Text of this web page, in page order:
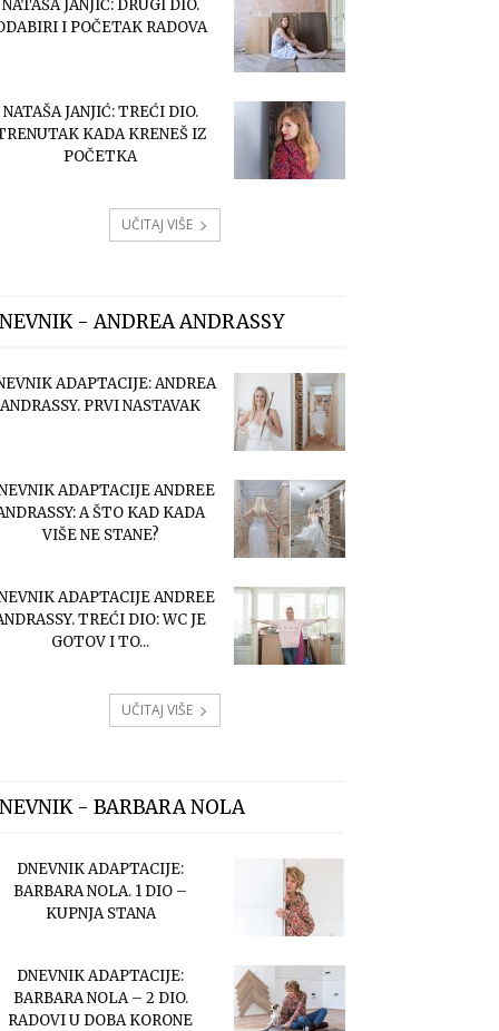
NATAŠA JANJIĆ: DRUGI DIO.
I POČETAK RADOVA
NATAŠA JANJIĆ: TREĆI DIO.
KADA KRENEŠ IZ
POČETKA
UČITAJ VIŠE
- ANDREA ANDRASSY
ADAPTACIJE: ANDREA
ANDRASSY. PRVI NASTAVAK
ADAPTACIJE ANDREE
A ŠTO KAD KADA
VIŠE NE STANE?
ADAPTACIJE ANDREE
TREĆI DIO: WC JE
GOTOV I TO...
UČITAJ VIŠE
- BARBARA NOLA
DNEVNIK ADAPTACIJE:
BARBARA NOLA. 1 DIO –
KUPNJA STANA
DNEVNIK ADAPTACIJE:
BARBARA NOLA – 2 DIO.
RADOVI U DOBA KORONE